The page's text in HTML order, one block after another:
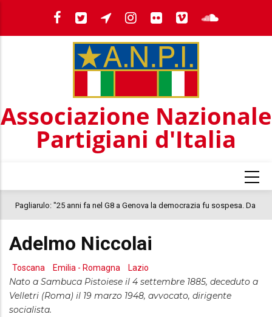
contenuto
Associazione Nazionale
Partigiani d'Italia
Pagliarulo: "25 anni fa nel G8 a Genova la democrazia fu sospesa. Da
colloca la morte di Abderrahim Fakir"
Adelmo Niccolai
Toscana Emilia - Romagna Lazio
Nato a Sambuca Pistoiese il 4 settembre 1885, deceduto a
Velletri (Roma) il 19 marzo 1948, avvocato, dirigente
socialista.